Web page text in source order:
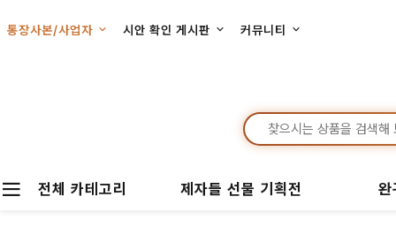
통장사본/사업자 시안 확인 게시판 커뮤니티
전체 카테고리 제자들 선물 기획전